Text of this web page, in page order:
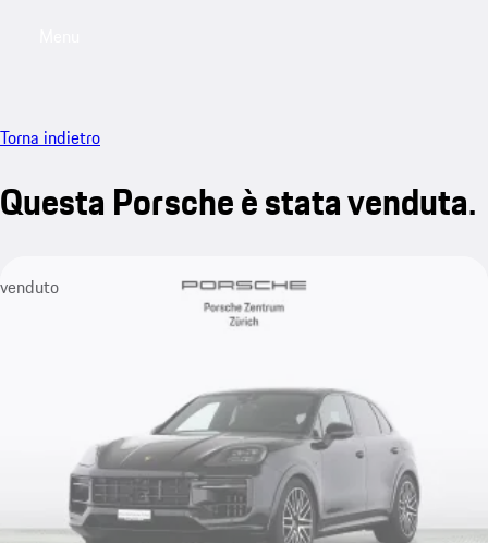
Torna indietro
Questa Porsche è stata venduta.
venduto